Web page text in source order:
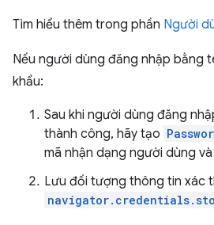
Tìm hiểu thêm trong phần Người
Nếu người dùng đăng nhập bằng
khẩu:
Sau khi người dùng đăng
thành công, hãy tạo
mã nhận dạng người dùng
Lưu đối tượng thông tin xác